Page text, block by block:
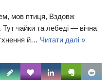
мов птиця, Вздовж
чайки та лебеді — вічна
й… Читати далі »